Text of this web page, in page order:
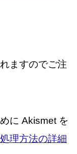
ますのでご注
に Akismet を
理方法の詳細